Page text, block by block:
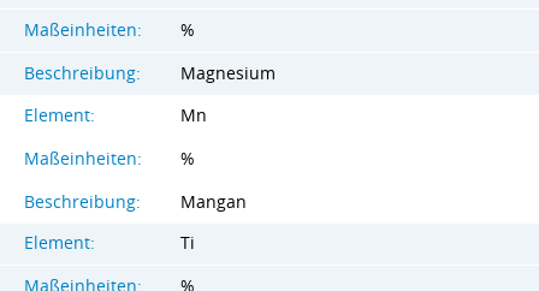
Maßeinheiten:
%
Beschreibung:
Magnesium
Element:
Mn
Maßeinheiten:
%
Beschreibung:
Mangan
Element:
Ti
Maßeinheiten:
%